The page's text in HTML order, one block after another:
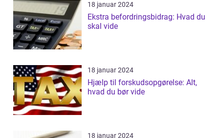
18 januar 2024
Ekstra befordringsbidrag: Hvad du
skal vide
18 januar 2024
Hjælp til forskudsopgørelse: Alt,
hvad du bør vide
18 januar 2024